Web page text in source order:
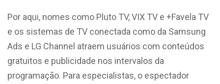
Por aqui, nomes como Pluto TV, VIX TV e +Favela TV
e os sistemas de TV conectada como da Samsung
Ads e LG Channel atraem usuários com conteúdos
gratuitos e publicidade nos intervalos da
programação. Para especialistas, o espectador